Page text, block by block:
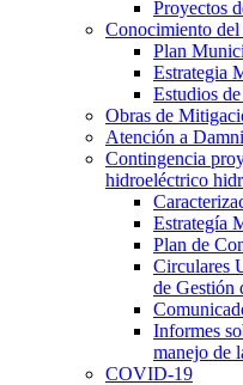
Proyectos
Conocimiento del
Plan
Estrategia
Estudios
Obras de
Atención a
Contingencia
hidroeléctrico
Estrategía
Plan de
Circulares
de Gestión
Informes
manejo de
COVID-19